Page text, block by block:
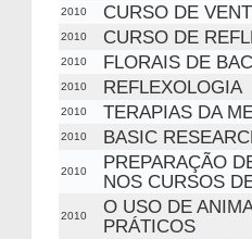
2010 CURSO DE
2010 CURSO DE
2010 FLORAIS DE
2010 REFLEXOLOGIA
2010 TERAPIAS DA
2010 BASIC
2010
PREPARAÇÃO
NOS CURSOS
2010
O USO DE
PRÁTICOS